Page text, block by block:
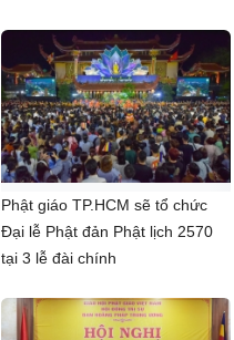
Phật giáo TP.HCM sẽ tổ chức
Đại lễ Phật đản Phật lịch 2570
tại 3 lễ đài chính